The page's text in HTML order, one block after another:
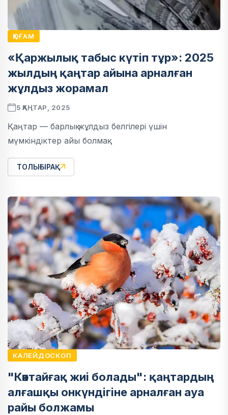
ҚОҒАМ
«Қаржылық табыс күтіп тұр»: 2025
жылдың қаңтар айына арналған
жұлдыз жорамал
5 ҚАҢТАР, 2025
Қаңтар — барлық жұлдыз белгілері үшін
мүмкіндіктер айы болмақ
ТОЛЫҒЫРАҚ
КАЛЕЙДОСКОП
"Көктайғақ жиі болады": қаңтардың
алғашқы онкүндігіне арналған ауа
райы болжамы